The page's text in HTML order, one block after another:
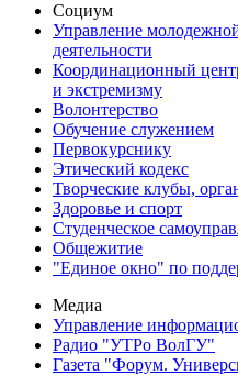
Социум
Управление
деятельности
Координационный
и экстремизму
Волонтерство
Обучение служением
Первокурснику
Этический кодекс
Творческие клубы,
Здоровье и спорт
Студенческое
Общежитие
"Единое окно" по
Медиа
Управление
Радио "УТРо ВолГУ"
Газета "Форум.